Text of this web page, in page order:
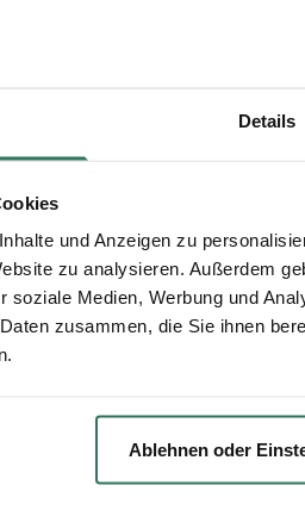
Details
und Anzeigen zu
zu analysieren. Außerdem
soziale Medien, Werbung und
zusammen, die Sie ihnen
Ablehnen oder
aber günstigen